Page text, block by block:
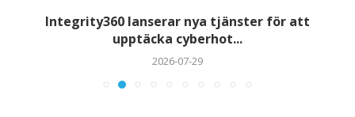
Integrity360 lanserar nya tjänster för att
upptäcka cyberhot...
2026-07-29